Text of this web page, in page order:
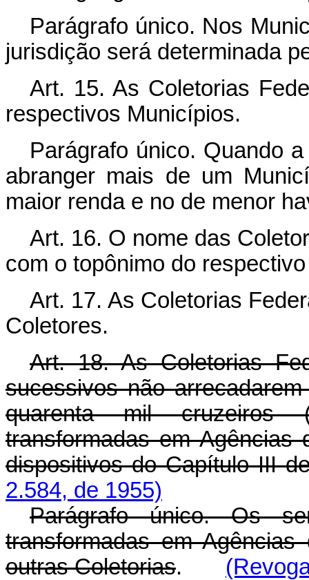
Parágrafo único. Nos
jurisdição será determinada
Art. 15. As Coletorias
respectivos Municípios.
Parágrafo único. Quando
abranger mais de um
maior renda e no de menor
Art. 16. O nome das
com o topônimo do
Art. 17. As Coletorias
Coletores.
Art. 18. As Coletorias
sucessivos não
quarenta mil cruzeiros
transformadas em
dispositivos do Capítulo III
2.584, de 1955)
Parágrafo único. Os
transformadas em
outras Coletorias.